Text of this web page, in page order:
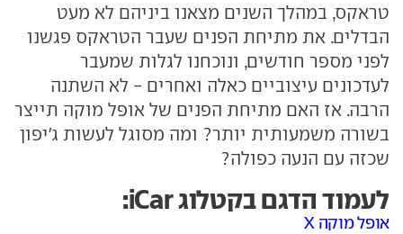
טראקס, במהלך השנים מצאנו ביניהם לא מעט
הבדלים. את מתיחת הפנים שעבר הטראקס פגשנו
לפני מספר חודשים, ונוכחנו לגלות שמעבר
לעדכונים עיצוביים כאלה ואחרים - לא השתנה
הרבה. אז האם מתיחת הפנים של אופל מוקה תייצר
בשורה משמעותית יותר? ומה מסוגל לעשות ג'יפון
שכזה עם הנעה כפולה?
לעמוד הדגם בקטלוג iCar:
אופל מוקה X